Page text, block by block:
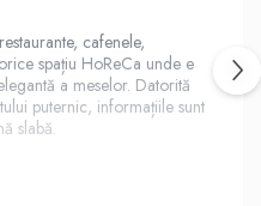
cafenele,
spațiu HoReCa unde e
a meselor. Datorită
puternic, informațiile sunt
slabă.